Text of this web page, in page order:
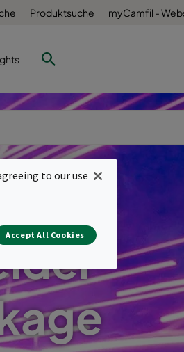
Produktsuche myCamfil -
to our use
Accept All Cookies